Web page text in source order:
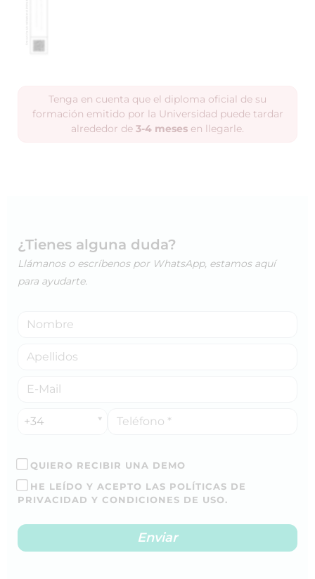
Tenga en cuenta que el diploma oficial de su
formación emitido por la Universidad puede tardar
alrededor de 3-4 meses en llegarle.
¿Tienes alguna duda?
Llámanos o escríbenos por WhatsApp, estamos aquí
para ayudarte.
+34
QUIERO RECIBIR UNA DEMO
HE LEÍDO Y ACEPTO LAS POLÍTICAS DE
PRIVACIDAD Y CONDICIONES DE USO.